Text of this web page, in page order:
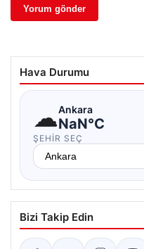
Hava Durumu
☁Ankara
NaN°C
ŞEHIR SEÇ
Bizi Takip Edin